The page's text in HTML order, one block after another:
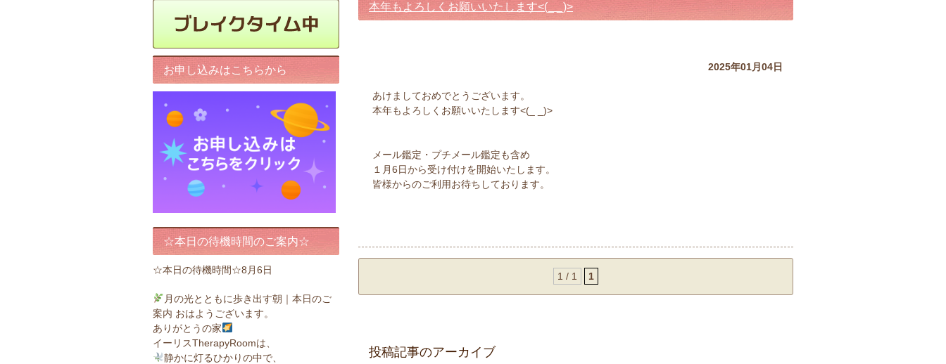
本年もよろしくお願いいたします<(_ _)>
2025年01月04日
あけましておめでとうございます。
本年もよろしくお願いいたします<(_ _)>
メール鑑定・プチメール鑑定も含め
１月6日から受け付けを開始いたします。
皆様からのご利用お待ちしております。
1 / 1 1
投稿記事のアーカイブ
お申し込みはこちらから
☆本日の待機時間のご案内☆
☆本日の待機時間☆8月6日
月の光とともに歩き出す朝｜本日のご
案内 おはようございます。
ありがとうの家
イーリスTherapyRoomは、
静かに灯るひかりの中で、